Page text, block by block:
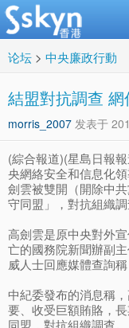
论坛 > 中央廉政行動
結盟對抗調查
morris_2007 发表于
(綜合報道)(星島日報
央網絡安全和信息化
劍雲被雙開（開除中
守同盟」，對抗組織調
高劍雲是原中央對外
亡的國務院新聞辦副
威人士回應媒體查詢
中紀委發布的消息稱
要、收受巨額賄賂，
同盟，對抗組織調查。